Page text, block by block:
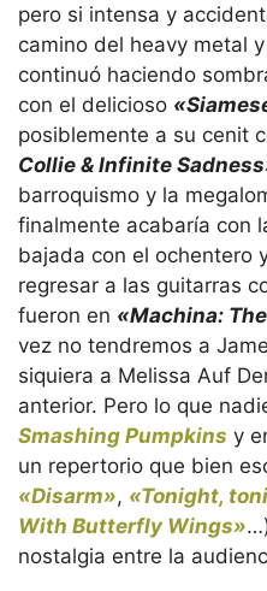
pero si intensa y
camino del heavy metal
continuó haciendo
con el delicioso
posiblemente a su cenit
Collie & Infinite
barroquismo y la
finalmente acabaría con
bajada con el ochentero
regresar a las guitarras
fueron en «Machina:
vez no tendremos a
siquiera a Melissa Auf
anterior. Pero lo que
Smashing Pumpkins y
un repertorio que bien
«Disarm», «Tonight,
With Butterfly Wings»
nostalgia entre la